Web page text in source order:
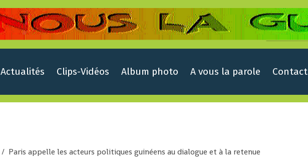
Actualités Clips-Vidéos Album photo A vous la parole Contact
Paris appelle les acteurs politiques guinéens au dialogue et à la retenue